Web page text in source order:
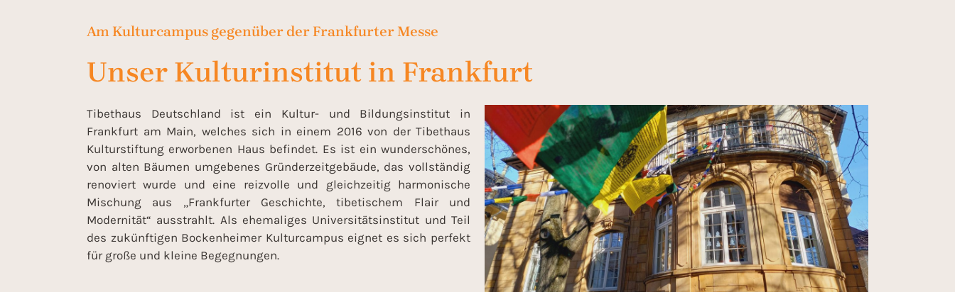
Am Kulturcampus gegenüber der Frankfurter Messe
Unser Kulturinstitut in Frankfurt
Tibethaus Deutschland ist ein Kultur- und Bildungsinstitut in
Frankfurt am Main, welches sich in einem 2016 von der Tibethaus
Kulturstiftung erworbenen Haus befindet. Es ist ein wunderschönes,
von alten Bäumen umgebenes Gründerzeitgebäude, das vollständig
renoviert wurde und eine reizvolle und gleichzeitig harmonische
Mischung aus „Frankfurter Geschichte, tibetischem Flair und
Modernität“ ausstrahlt. Als ehemaliges Universitätsinstitut und Teil
des zukünftigen Bockenheimer Kulturcampus eignet es sich perfekt
für große und kleine Begegnungen.